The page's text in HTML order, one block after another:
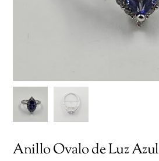
Anillo Ovalo de Luz Azul